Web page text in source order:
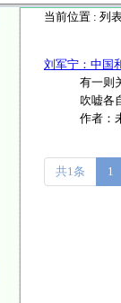
当前位置 : 列
刘军宁：中国
有一则
吹嘘各
作者：
共1条 1